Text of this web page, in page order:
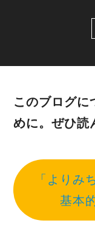
このブログに
めに。ぜひ読
「よりみ
基本